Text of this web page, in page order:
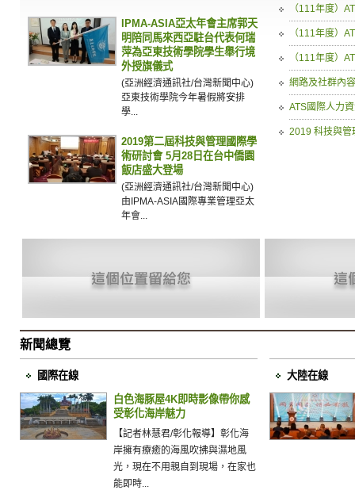
IPMA-ASIA亞太年會主席郭天
明陪同馬來西亞駐台代表何瑞
萍為亞東技術學院學生舉行境
外授旗儀式
(亞洲經濟通訊社/台灣新聞中心)
亞東技術學院今年暑假將安排
學...
2019第二屆科技與管理國際學
術研討會 5月28日在台中僑園
飯店盛大登場
(亞洲經濟通訊社/台灣新聞中心)
由IPMA-ASIA國際專業管理亞太
年會...
（111年度）
（111年度）
（111年度）
網路及社群內
ATS國際人力
2019 科技與管
新聞總覽
國際在線
白色海豚屋4K即時影像帶你感
受彰化海岸魅力
【記者林慧君/彰化報導】彰化海
岸擁有療癒的海風吹拂與濕地風
光，現在不用親自到現場，在家也
能即時...
大陸在線